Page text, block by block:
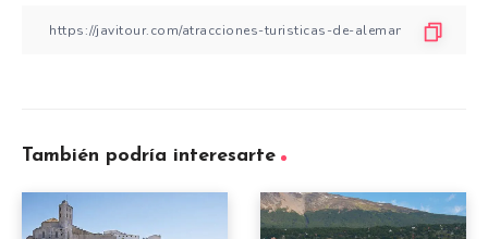
También podría interesarte